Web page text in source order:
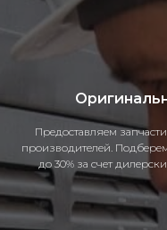
Предоставляем
производителей.
до 30% за счет